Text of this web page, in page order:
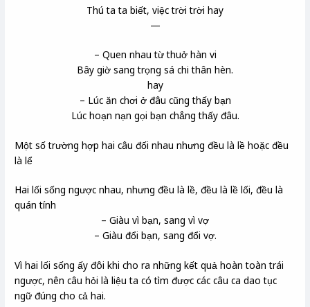
Thú ta ta biết, việc trời trời hay
—
– Quen nhau từ thuở hàn vi
Bây giờ sang trọng sá chi thân hèn.
hay
– Lúc ăn chơi ở đâu cũng thấy bạn
Lúc hoạn nạn gọi bạn chẳng thấy đâu.
Một số trường hợp hai câu đối nhau nhưng đều là lề hoặc đều
là lể
Hai lối sống ngược nhau, nhưng đều là lề, đều là lề lối, đều là
quán tính
– Giàu vì bạn, sang vì vợ
– Giàu đổi bạn, sang đổi vợ.
Vì hai lối sống ấy đôi khi cho ra những kết quả hoàn toàn trái
ngược, nên câu hỏi là liệu ta có tìm được các câu ca dao tục
ngữ đúng cho cả hai.